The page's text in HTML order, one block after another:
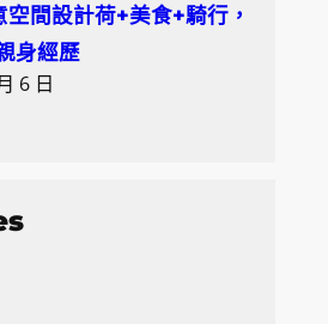
間設計荷+美食+騎行，
身經歷
6 日